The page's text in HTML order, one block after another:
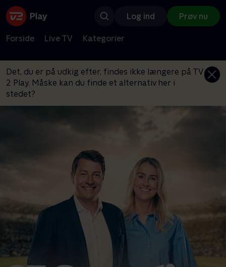
Log ind Prøv nu
Forside Live TV Kategorier
Det, du er på udkig efter, findes ikke længere på TV
2 Play. Måske kan du finde et alternativ her i
stedet?